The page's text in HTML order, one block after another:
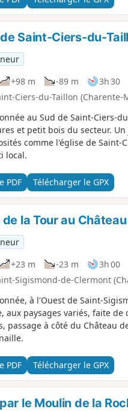
Saint-Ciers-du-
+98 m -89 m 3h 30
Ciers-du-Taillon (Charente-
au Sud de Saint-Ciers-
et petit bois du secteur.
comme l'église de
local.
PDF Télécharger le GPX
de la Tour au
+23 m -23 m 3h 00
Sigismond-de-Clermont
à l'Ouest de Saint-
aux paysages variés, faite
passage à côté du Château
PDF Télécharger le GPX
le Moulin de la